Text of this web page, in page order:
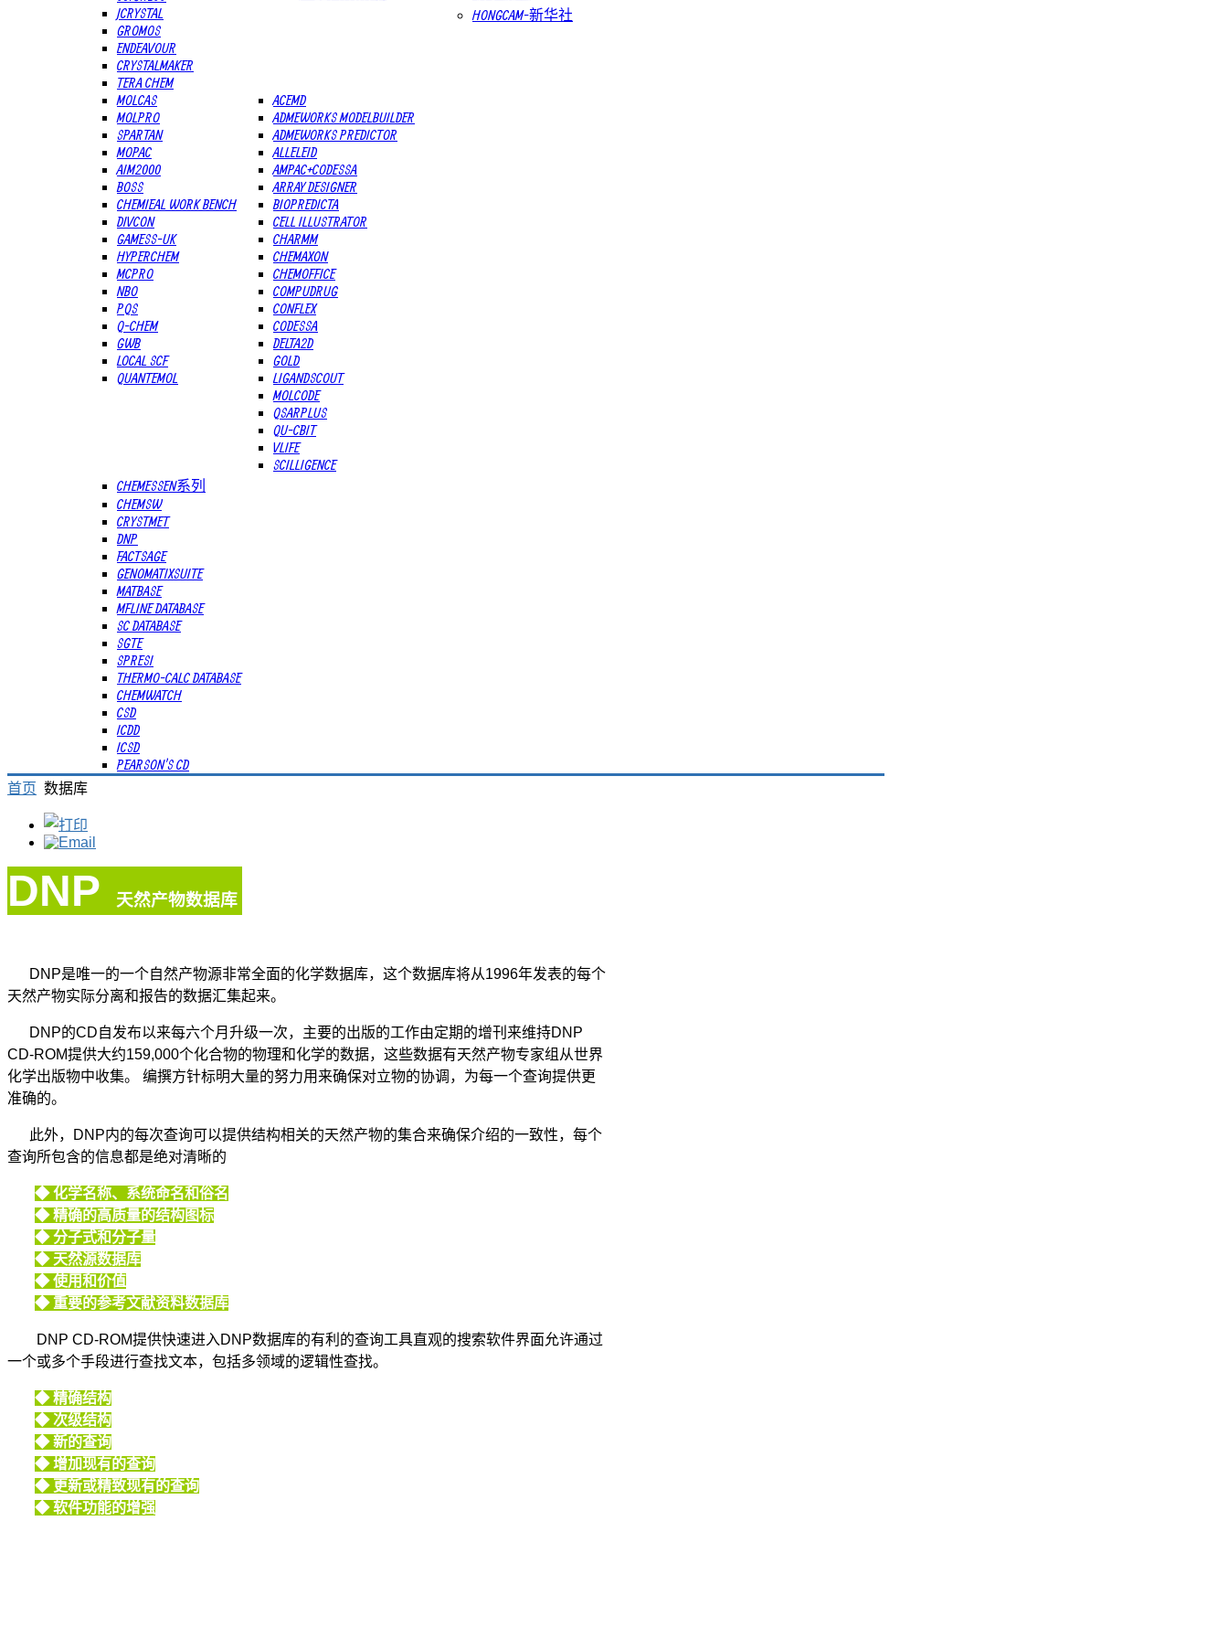
JCRYSTAL
GROMOS
ENDEAVOUR
CRYSTALMAKER
TERA CHEM
MOLCAS
MOLPRO
SPARTAN
MOPAC
AIM2000
BOSS
CHEMIEAL WORK BENCH
DIVCON
GAMESS-UK
HYPERCHEM
MCPRO
NBO
PQS
Q-CHEM
GWB
LOCAL SCF
QUANTEMOL
ACEMD
ADMEWORKS MODELBUILDER
ADMEWORKS PREDICTOR
ALLELEID
AMPAC+CODESSA
ARRAY DESIGNER
BIOPREDICTA
CELL ILLUSTRATOR
CHARMM
CHEMAXON
CHEMOFFICE
COMPUDRUG
CONFLEX
CODESSA
DELTA2D
GOLD
LIGANDSCOUT
MOLCODE
QSARPLUS
QU-CBIT
VLIFE
SCILLIGENCE
CHEMESSEN系列
CHEMSW
CRYSTMET
DNP
FACTSAGE
GENOMATIXSUITE
MATBASE
MFLINE DATABASE
SC DATABASE
SGTE
SPRESI
THERMO-CALC DATABASE
CHEMWATCH
CSD
ICDD
ICSD
PEARSON'S CD
HONGCAM-新华社
首页 数据库
DNP 天然产物数据库
DNP是唯一的一个自然产物源非常全面的化学数据库，这个数据库将从1996年发表的每个
天然产物实际分离和报告的数据汇集起来。
DNP的CD自发布以来每六个月升级一次，主要的出版的工作由定期的增刊来维持DNP
CD-ROM提供大约159,000个化合物的物理和化学的数据，这些数据有天然产物专家组从世界
化学出版物中收集。 编撰方针标明大量的努力用来确保对立物的协调，为每一个查询提供更
准确的。
此外，DNP内的每次查询可以提供结构相关的天然产物的集合来确保介绍的一致性，每个
查询所包含的信息都是绝对清晰的
◆ 化学名称、系统命名和俗名
◆ 精确的高质量的结构图标
◆ 分子式和分子量
◆ 天然源数据库
◆ 使用和价值
◆ 重要的参考文献资料数据库
DNP CD-ROM提供快速进入DNP数据库的有利的查询工具直观的搜索软件界面允许通过
一个或多个手段进行查找文本，包括多领域的逻辑性查找。
◆ 精确结构
◆ 次级结构
◆ 新的查询
◆ 增加现有的查询
◆ 更新或精致现有的查询
◆ 软件功能的增强